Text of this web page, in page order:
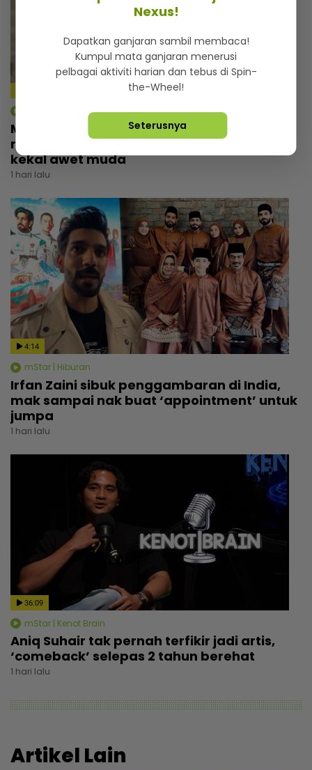
mStar | Hiburan
Macam tak percaya umur dah 57 tahun,
rupanya ini amalan mudah Rashdan Baba
kekal awet muda
1 hari lalu
4:14
mStar | Hiburan
Irfan Zaini sibuk penggambaran di India,
mak sampai nak buat ‘appointment’ untuk
jumpa
1 hari lalu
36:09
mStar | Kenot Brain
Aniq Suhair tak pernah terfikir jadi artis,
‘comeback’ selepas 2 tahun berehat
1 hari lalu
Artikel Lain
Nexus!
Dapatkan ganjaran sambil membaca!
Kumpul mata ganjaran menerusi
pelbagai aktiviti harian dan tebus di Spin-
the-Wheel!
Seterusnya